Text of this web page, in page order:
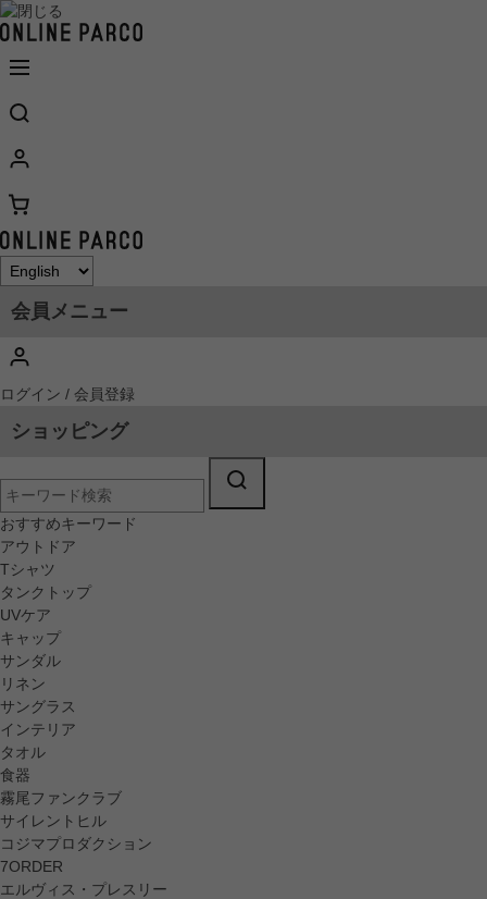
会員メニュー
ログイン / 会員登録
ショッピング
おすすめキーワード
アウトドア
Tシャツ
タンクトップ
UVケア
キャップ
サンダル
リネン
サングラス
インテリア
タオル
食器
霧尾ファンクラブ
サイレントヒル
コジマプロダクション
7ORDER
エルヴィス・プレスリー